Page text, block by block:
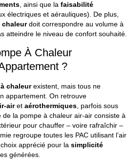
, ainsi que la faisabilité
électriques et aérauliques). De plus,
chaleurdoit correspondre au volume à
atteindre le niveau de confort souhaité.
À Chaleur
?
chaleurexistent, mais tous ne
appartement. On retrouve
airet aérothermiques , parfois sous
de la pompe à chaleur air-air consiste à
pour chauffer – voire rafraîchir –
regroupe toutes les PAC utilisant l’air
apprécié pour la simplicité
générées.